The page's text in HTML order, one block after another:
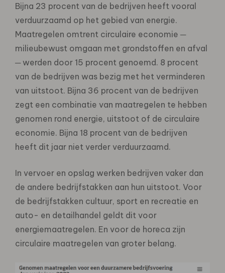
Bijna 23 procent van de bedrijven heeft vooral
verduurzaamd op het gebied van energie.
Maatregelen omtrent circulaire economie ─
milieubewust omgaan met grondstoffen en afval
─ werden door 15 procent genoemd. 8 procent
van de bedrijven was bezig met het verminderen
van uitstoot. Bijna 36 procent van de bedrijven
zegt een combinatie van maatregelen te hebben
genomen rond energie, uitstoot of de circulaire
economie. Bijna 18 procent van de bedrijven
heeft dit jaar niet verder verduurzaamd.
In vervoer en opslag werken bedrijven vaker dan
de andere bedrijfstakken aan hun uitstoot. Voor
de bedrijfstakken cultuur, sport en recreatie en
auto- en detailhandel geldt dit voor
energiemaatregelen. En voor de horeca zijn
circulaire maatregelen van groter belang.